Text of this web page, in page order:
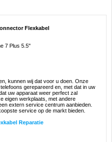
Flexkabel
7 Plus 5.5"
kunnen wij dat voor u doen. Onze
gerepareerd en, met dat in uw
uw apparaat weer perfect zal
eigen werkplaats, met andere
extern service centrum aanbieden.
service op de markt bieden.
Reparatie